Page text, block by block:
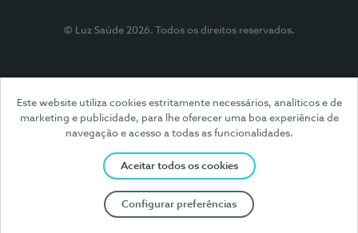
Este website utiliza cookies estritamente necessários, analíticos e de
marketing e publicidade, para lhe oferecer uma boa experiência de
navegação e acesso a todas as funcionalidades.
Aceitar todos os cookies
Configurar preferências
© Luz Saúde 2026. Todos os direitos reservados.